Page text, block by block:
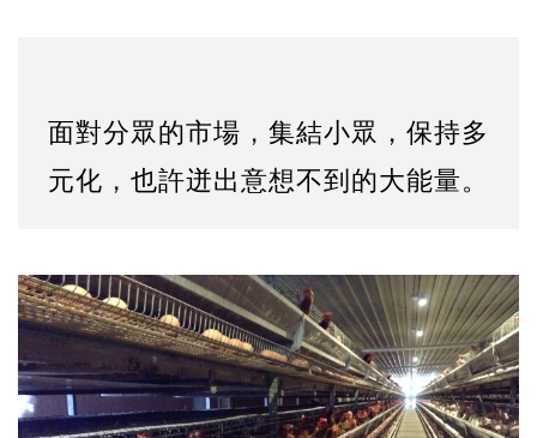
面對分眾的市場，集結小眾，保持多
元化，也許迸出意想不到的大能量。